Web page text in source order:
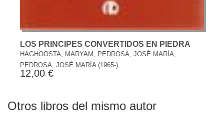
LOS PRINCIPES CONVERTIDOS EN PIEDRA
HAGHOOSTA, MARYAM, PEDROSA, JOSÉ MARÍA,
PEDROSA, JOSÉ MARÍA (1965-)
12,00 €
Otros libros del mismo autor